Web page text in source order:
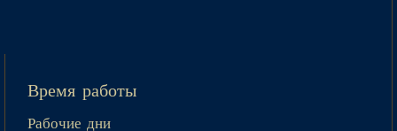
Время работы
Рабочие дни